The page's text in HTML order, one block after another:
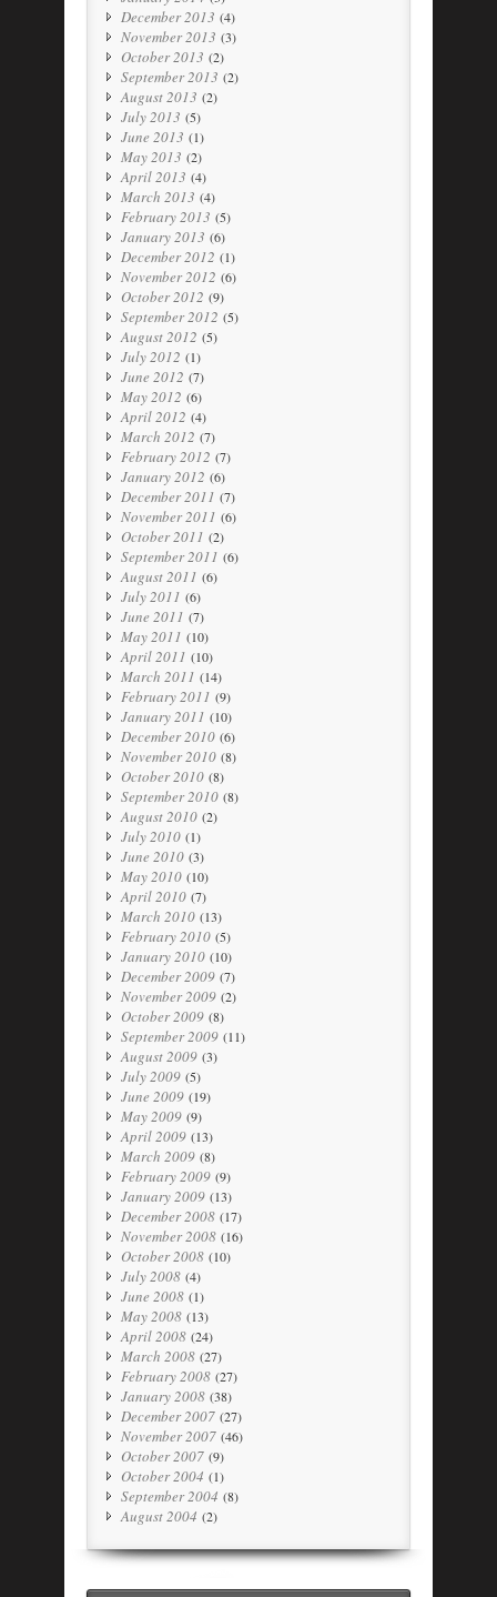
December 2013 (4)
November 2013 (3)
October 2013 (2)
September 2013 (2)
August 2013 (2)
July 2013 (5)
June 2013 (1)
May 2013 (2)
April 2013 (4)
March 2013 (4)
February 2013 (5)
January 2013 (6)
December 2012 (1)
November 2012 (6)
October 2012 (9)
September 2012 (5)
August 2012 (5)
July 2012 (1)
June 2012 (7)
May 2012 (6)
April 2012 (4)
March 2012 (7)
February 2012 (7)
January 2012 (6)
December 2011 (7)
November 2011 (6)
October 2011 (2)
September 2011 (6)
August 2011 (6)
July 2011 (6)
June 2011 (7)
May 2011 (10)
April 2011 (10)
March 2011 (14)
February 2011 (9)
January 2011 (10)
December 2010 (6)
November 2010 (8)
October 2010 (8)
September 2010 (8)
August 2010 (2)
July 2010 (1)
June 2010 (3)
May 2010 (10)
April 2010 (7)
March 2010 (13)
February 2010 (5)
January 2010 (10)
December 2009 (7)
November 2009 (2)
October 2009 (8)
September 2009 (11)
August 2009 (3)
July 2009 (5)
June 2009 (19)
May 2009 (9)
April 2009 (13)
March 2009 (8)
February 2009 (9)
January 2009 (13)
December 2008 (17)
November 2008 (16)
October 2008 (10)
July 2008 (4)
June 2008 (1)
May 2008 (13)
April 2008 (24)
March 2008 (27)
February 2008 (27)
January 2008 (38)
December 2007 (27)
November 2007 (46)
October 2007 (9)
October 2004 (1)
September 2004 (8)
August 2004 (2)